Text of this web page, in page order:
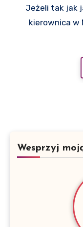
Jeżeli tak jak
kierownica w
Wesprzyj